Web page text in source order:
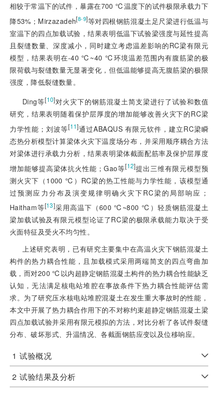
相较于常温下的试件，暴露在700 ℃温度下的试件极限承载力下
降53%；Mirzazadeh[8-9]等对四根钢筋混凝土足尺梁进行低温与
室温下的四点加载试验，结果表明低温下试验梁强度与延性提高
且裂缝数量、深度减小，同时建立考虑温差影响的RC梁有限元
模型，结果表明在-40 ℃~40 ℃环境温差范围内有腹筋梁的极
限荷载与裂缝数量无显著变化，但低温能够提高无腹筋梁的极限
强度，降低裂缝数量。
Ding等[10]对火灾下的钢筋混凝土简支梁进行了试验和数值
研究，结果表明随着保护层厚度的增加能够改善火灾下的RC梁
力学性能；刘波等[11]通过ABAQUS 有限元软件，建立RC梁瞬
态热分析模型计算梁体火灾下温度场分布，并采用顺序耦合方法
对梁体进行承载力分析，结果表明梁体截面配筋率及保护层厚度
增加能够提高梁体抗火性能；Gao等[12]提出三维有限元模型预
测火灾下（1000 ℃）RC梁的热工性能与力学性能，该模型通
过预测应力分布及演变规律明确火灾下RC梁的局部响应；
Haitham等[13]采用高温下（600 ℃~800 ℃）轻质钢筋混凝土
梁加载试验及有限元模型论证了RC梁的极限承载能力取决于受
火面特征及受火不均匀性。
上述研究表明，已有研究主要集中在高温火灾下钢筋混凝土
构件的热力耦合性能，且加载模式采用两端简支的四点弯曲加
载，而对200 ℃以内超静定钢筋混凝土构件的热力耦合性能缺乏
认知，无法满足核电站堆腔在事故条件下热力耦合性能评估需
求。为了研究压水核电站堆腔混凝土在发生重大事故时的性能，
本文中开展了热力耦合作用下的不对称约束超静定钢筋混凝土梁
四点加载试验并采用有限元模拟的方法，对比分析了各试件裂缝
分布、破坏形式、升温情况、各截面钢筋应变以及位移响应。
1 试验概况
2 试验结果及分析